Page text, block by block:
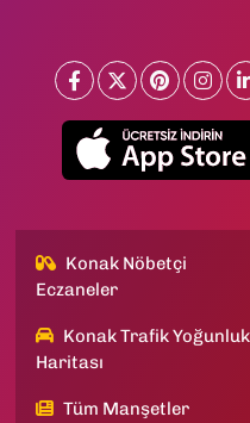
Konak Nöbetçi
Eczaneler
Konak Trafik Yoğunluk
Haritası
Tüm Manşetler